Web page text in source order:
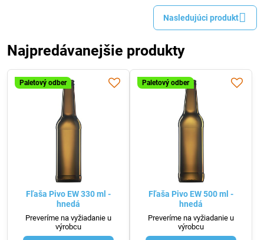
Nasledujúci produkt
Najpredávanejšie produkty
Paletový odber
Fľaša Pivo EW 330 ml -
hnedá
Preveríme na vyžiadanie u
výrobcu
Paletový odber
Fľaša Pivo EW 500 ml -
hnedá
Preveríme na vyžiadanie u
výrobcu